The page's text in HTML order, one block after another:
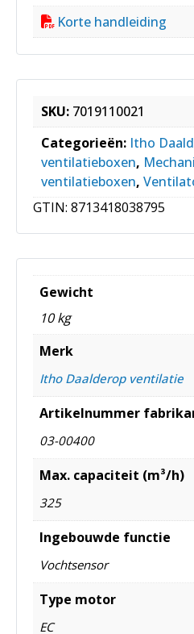
Korte handleiding
SKU: 7019110021
Categorieën: Itho
ventilatieboxen,
ventilatieboxen,
GTIN: 8713418038795
Gewicht
10 kg
Merk
Itho Daalderop ventilatie
Artikelnummer
03-00400
Max. capaciteit (m³/h)
325
Ingebouwde functie
Vochtsensor
Type motor
EC